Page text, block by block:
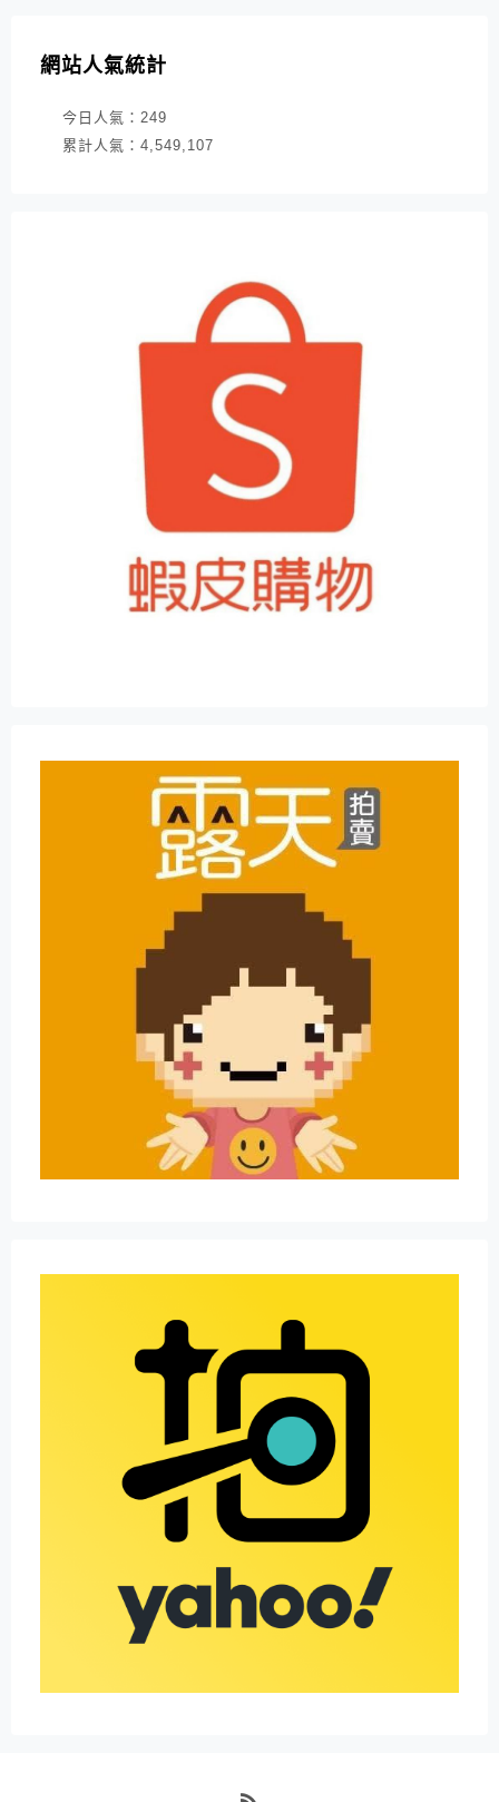
網站人氣統計
今日人氣： 249
累計人氣： 4,549,107